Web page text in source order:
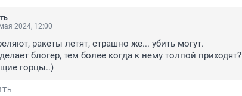
2024, 12:00
ракеты летят, страшно же... убить могут.
блогер, тем более когда к нему толпой приходят?
горцы..)